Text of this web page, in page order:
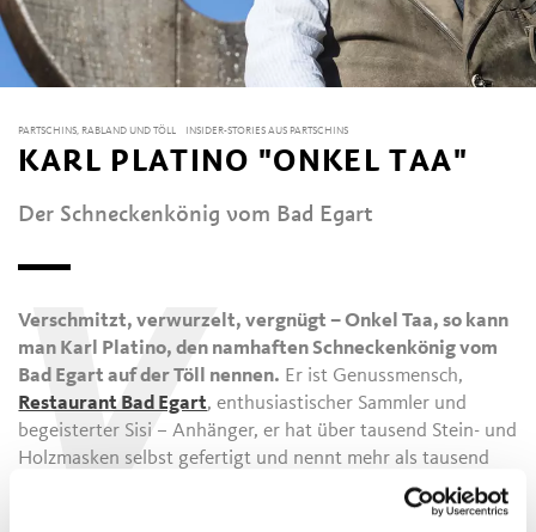
PARTSCHINS, RABLAND UND TÖLL INSIDER-STORIES AUS PARTSCHINS
KARL PLATINO "ONKEL TAA"
Der Schneckenkönig vom Bad Egart
Verschmitzt, verwurzelt, vergnügt – Onkel Taa, so kann
man Karl Platino, den namhaften Schneckenkönig vom
Bad Egart auf der Töll nennen. Er ist Genussmensch,
Restaurant Bad Egart, enthusiastischer Sammler und
begeisterter Sisi – Anhänger, er hat über tausend Stein- und
Holzmasken selbst gefertigt und nennt mehr als tausend
Türen sein Eigen. In seiner seit fünfzig Jahren anhaltenden